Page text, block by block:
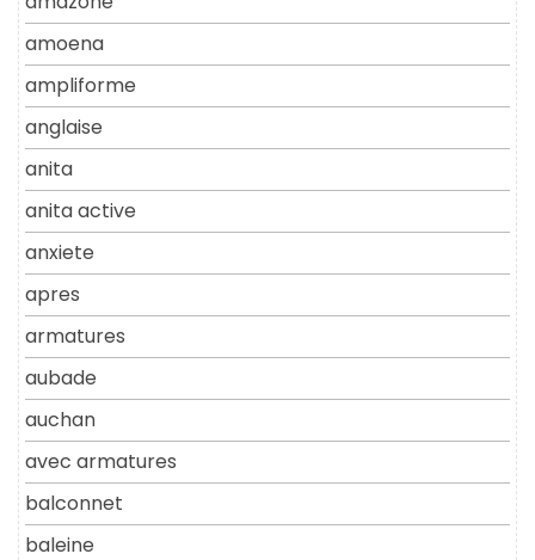
amoena
ampliforme
anglaise
anita
anita active
anxiete
apres
armatures
aubade
auchan
avec armatures
balconnet
baleine